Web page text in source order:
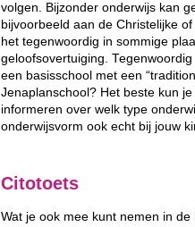
volgen. Bijzonder onderwijs kan
bijvoorbeeld aan de Christelijke
het tegenwoordig in sommige
geloofsovertuiging.
een basisschool met een
Jenaplanschool? Het beste kun
informeren over welk type
onderwijsvorm ook echt bij jouw
Citotoets
Wat je ook mee kunt nemen in